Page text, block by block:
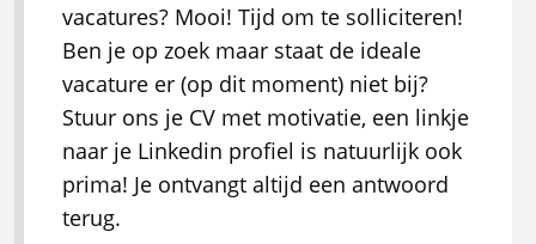
vacatures? Mooi! Tijd om te solliciteren!
Ben je op zoek maar staat de ideale
vacature er (op dit moment) niet bij?
Stuur ons je CV met motivatie, een linkje
naar je Linkedin profiel is natuurlijk ook
prima! Je ontvangt altijd een antwoord
terug.